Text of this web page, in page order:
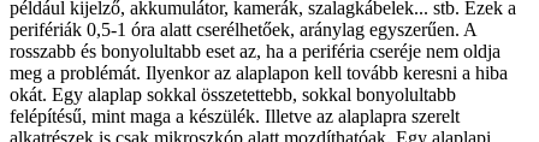
például kijelző, akkumulátor, kamerák, szalagkábelek... stb. Ezek a
perifériák 0,5-1 óra alatt cserélhetőek, aránylag egyszerűen. A
rosszabb és bonyolultabb eset az, ha a periféria cseréje nem oldja
meg a problémát. Ilyenkor az alaplapon kell tovább keresni a hiba
okát. Egy alaplap sokkal összetettebb, sokkal bonyolultabb
felépítésű, mint maga a készülék. Illetve az alaplapra szerelt
alkatrészek is csak mikroszkóp alatt mozdíthatóak. Egy alaplapi